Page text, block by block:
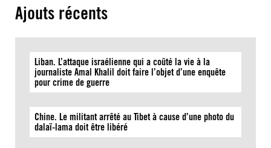
Ajouts récents
Liban. L’attaque israélienne qui a coûté la vie à la
journaliste Amal Khalil doit faire l’objet d’une enquête
pour crime de guerre
Chine. Le militant arrêté au Tibet à cause d’une photo du
dalaï-lama doit être libéré